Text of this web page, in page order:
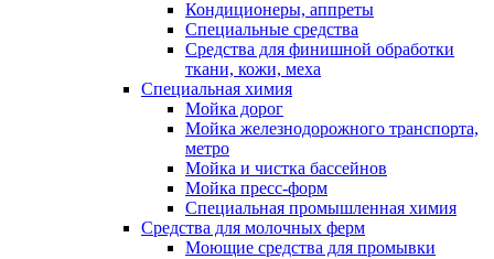
Кондиционеры, аппреты
Специальные средства
Средства для финишной обработки
ткани, кожи, меха
Специальная химия
Мойка дорог
Мойка железнодорожного транспорта,
метро
Мойка и чистка бассейнов
Мойка пресс-форм
Специальная промышленная химия
Средства для молочных ферм
Моющие средства для промывки